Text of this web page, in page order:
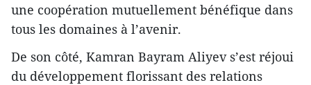
une coopération mutuellement bénéfique dans
tous les domaines à l’avenir.
De son côté, Kamran Bayram Aliyev s’est réjoui
du développement florissant des relations